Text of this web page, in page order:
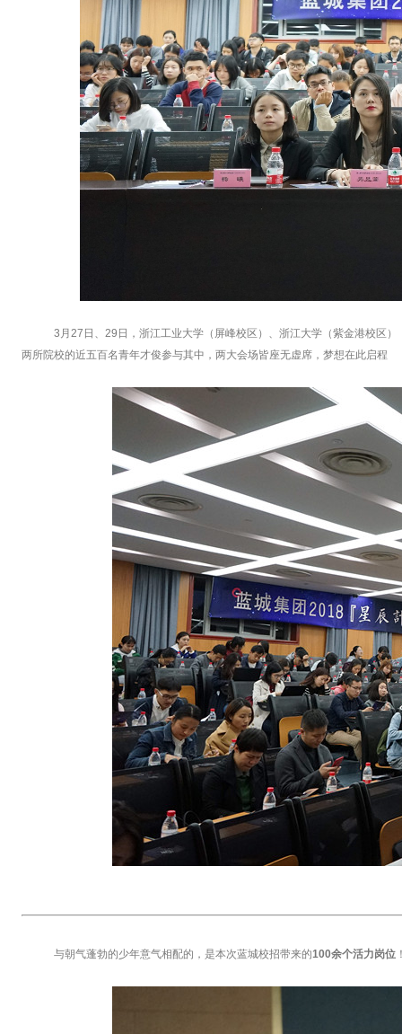
3月27日、29日，浙江工业大学（屏峰校区）、浙江大学（紫金港校区）
两所院校的近五百名青年才俊参与其中，两大会场皆座无虚席，梦想在此启程
与朝气蓬勃的少年意气相配的，是本次蓝城校招带来的100余个活力岗位